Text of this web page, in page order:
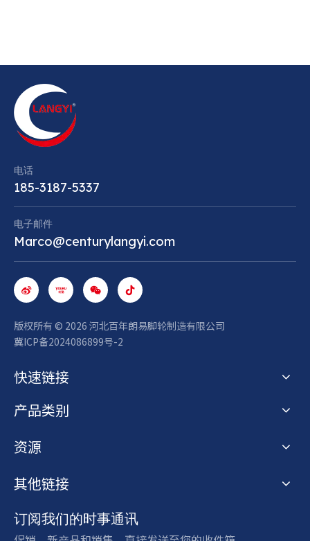
电话
185-3187-5337
电子邮件
Marco@centurylangyi.com
版权所有 © 2026 河北百年朗易脚轮制造有限公司
冀ICP备2024086899号-2
快速链接
产品类别
资源
其他链接
订阅我们的时事通讯